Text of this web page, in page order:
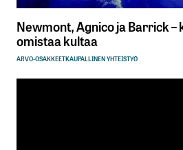
Newmont, Agnico ja Barrick –
omistaa kultaa
ARVO-OSAKKEETKAUPALLINEN YHTEISTYÖ